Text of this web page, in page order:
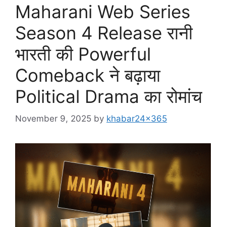
Maharani Web Series
Season 4 Release रानी
भारती की Powerful
Comeback ने बढ़ाया
Political Drama का रोमांच
November 9, 2025 by khabar24x365